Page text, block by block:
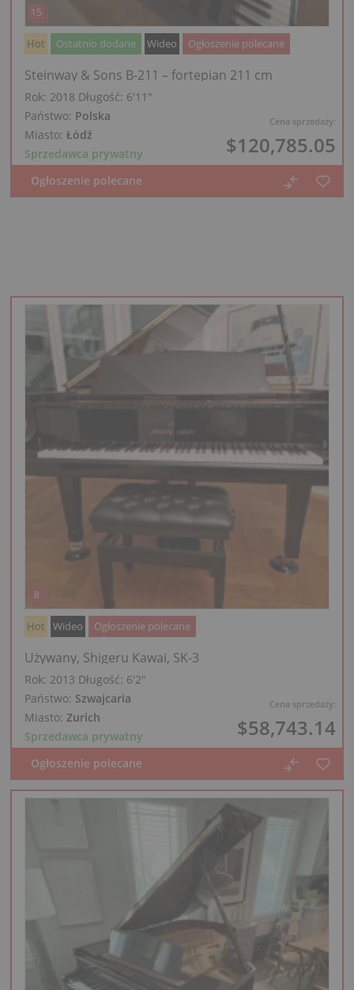
Cena sprzedaży:
$120,785.05
Hot Ostatnio dodane Wideo Ogłoszenie polecane
Steinway & Sons B-211 – fortepian 211 cm
Rok: 2018 Długość: 6′11″
Państwo: Polska
Miasto: Łódź
Sprzedawca prywatny
Cena sprzedaży:
$58,743.14
Hot Wideo Ogłoszenie polecane
Używany, Shigeru Kawai, SK-3
Rok: 2013 Długość: 6′2″
Państwo: Szwajcaria
Miasto: Zurich
Sprzedawca prywatny